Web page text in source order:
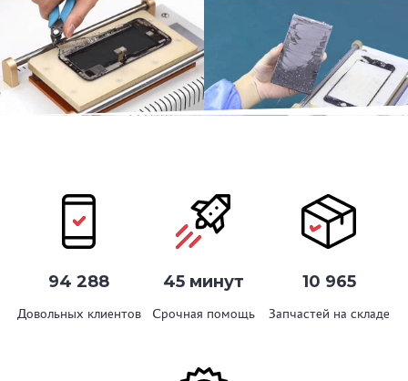
94 288
Довольных клиентов
45 минут
Срочная помощь
10 965
Запчастей на складе